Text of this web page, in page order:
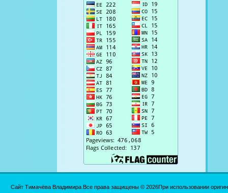
Сайт Тимачёва Владимира.Все права защищены © 2026При использовании